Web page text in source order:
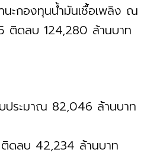
นะกองทุนน้ำมันเชื้อเพลิง ณ
ติดลบ 124,280 ล้านบาท
ระมาณ 82,046 ล้านบาท
ดลบ 42,234 ล้านบาท